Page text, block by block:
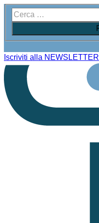
Iscriviti alla NEWSLETTER